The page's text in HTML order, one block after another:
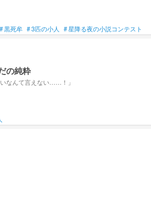
#黒死牟 #3匹の小人 #星降る夜の小説コンテスト
の純粋
なんて言えない……！」